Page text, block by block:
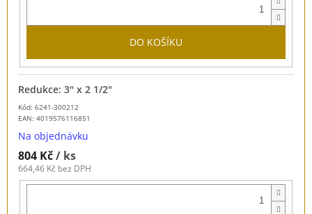
DO KOŠÍKU
Kód: 6241-300212
EAN: 4019576116851
Redukce: 3" x 2 1/2"
Na objednávku
804 Kč/ ks
664,46 Kč bez DPH